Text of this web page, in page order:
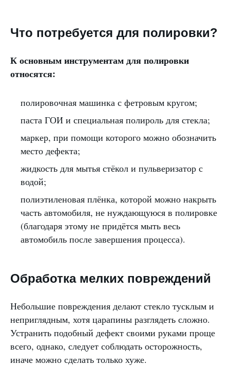
Что потребуется для полировки?
К основным инструментам для полировки
относятся:
полировочная машинка с фетровым кругом;
паста ГОИ и специальная полироль для стекла;
маркер, при помощи которого можно обозначить
место дефекта;
жидкость для мытья стёкол и пульверизатор с
водой;
полиэтиленовая плёнка, которой можно накрыть
часть автомобиля, не нуждающуюся в полировке
(благодаря этому не придётся мыть весь
автомобиль после завершения процесса).
Обработка мелких повреждений
Небольшие повреждения делают стекло тусклым и
неприглядным, хотя царапины разглядеть сложно.
Устранить подобный дефект своими руками проще
всего, однако, следует соблюдать осторожность,
иначе можно сделать только хуже.